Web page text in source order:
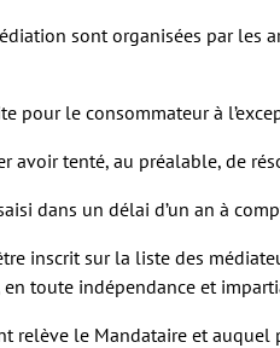
sont organisées par
pour le consommateur à
avoir tenté, au préalable, de
dans un délai d’un an à
inscrit sur la liste des
toute indépendance et
relève le Mandataire et auquel